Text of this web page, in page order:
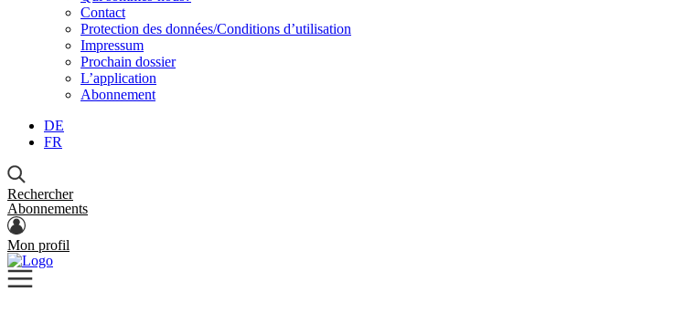
Contact
Protection des données/Conditions d’utilisation
Impressum
Prochain dossier
L’application
Abonnement
DE
FR
Rechercher
Abonnements
Mon profil